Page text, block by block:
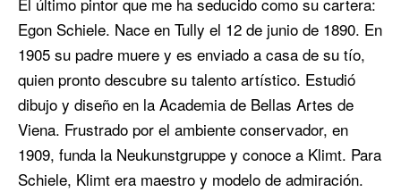
Egon Schiele. Nace en Tully el 12 de junio de 1890. En
1905 su padre muere y es enviado a casa de su tío,
quien pronto descubre su talento artístico. Estudió
dibujo y diseño en la Academia de Bellas Artes de
Viena. Frustrado por el ambiente conservador, en
1909, funda la Neukunstgruppe y conoce a Klimt. Para
Schiele, Klimt era maestro y modelo de admiración.